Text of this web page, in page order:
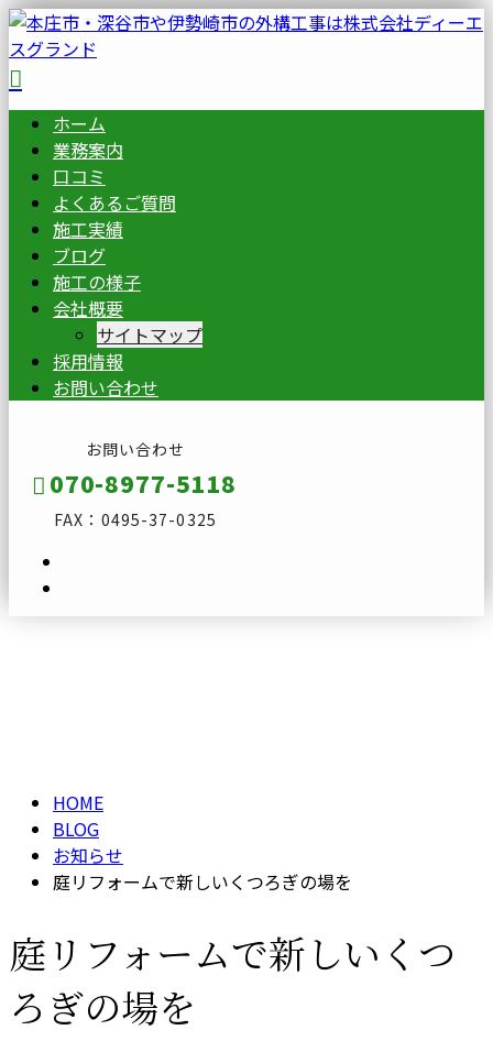
ホーム
業務案内
口コミ
よくあるご質問
施工実績
ブログ
施工の様子
会社概要
サイトマップ
採用情報
お問い合わせ
お問い合わせ
070-8977-5118
FAX：0495-37-0325
HOME
BLOG
お知らせ
庭リフォームで新しいくつろぎの場を
庭リフォームで新しいくつ
ろぎの場を